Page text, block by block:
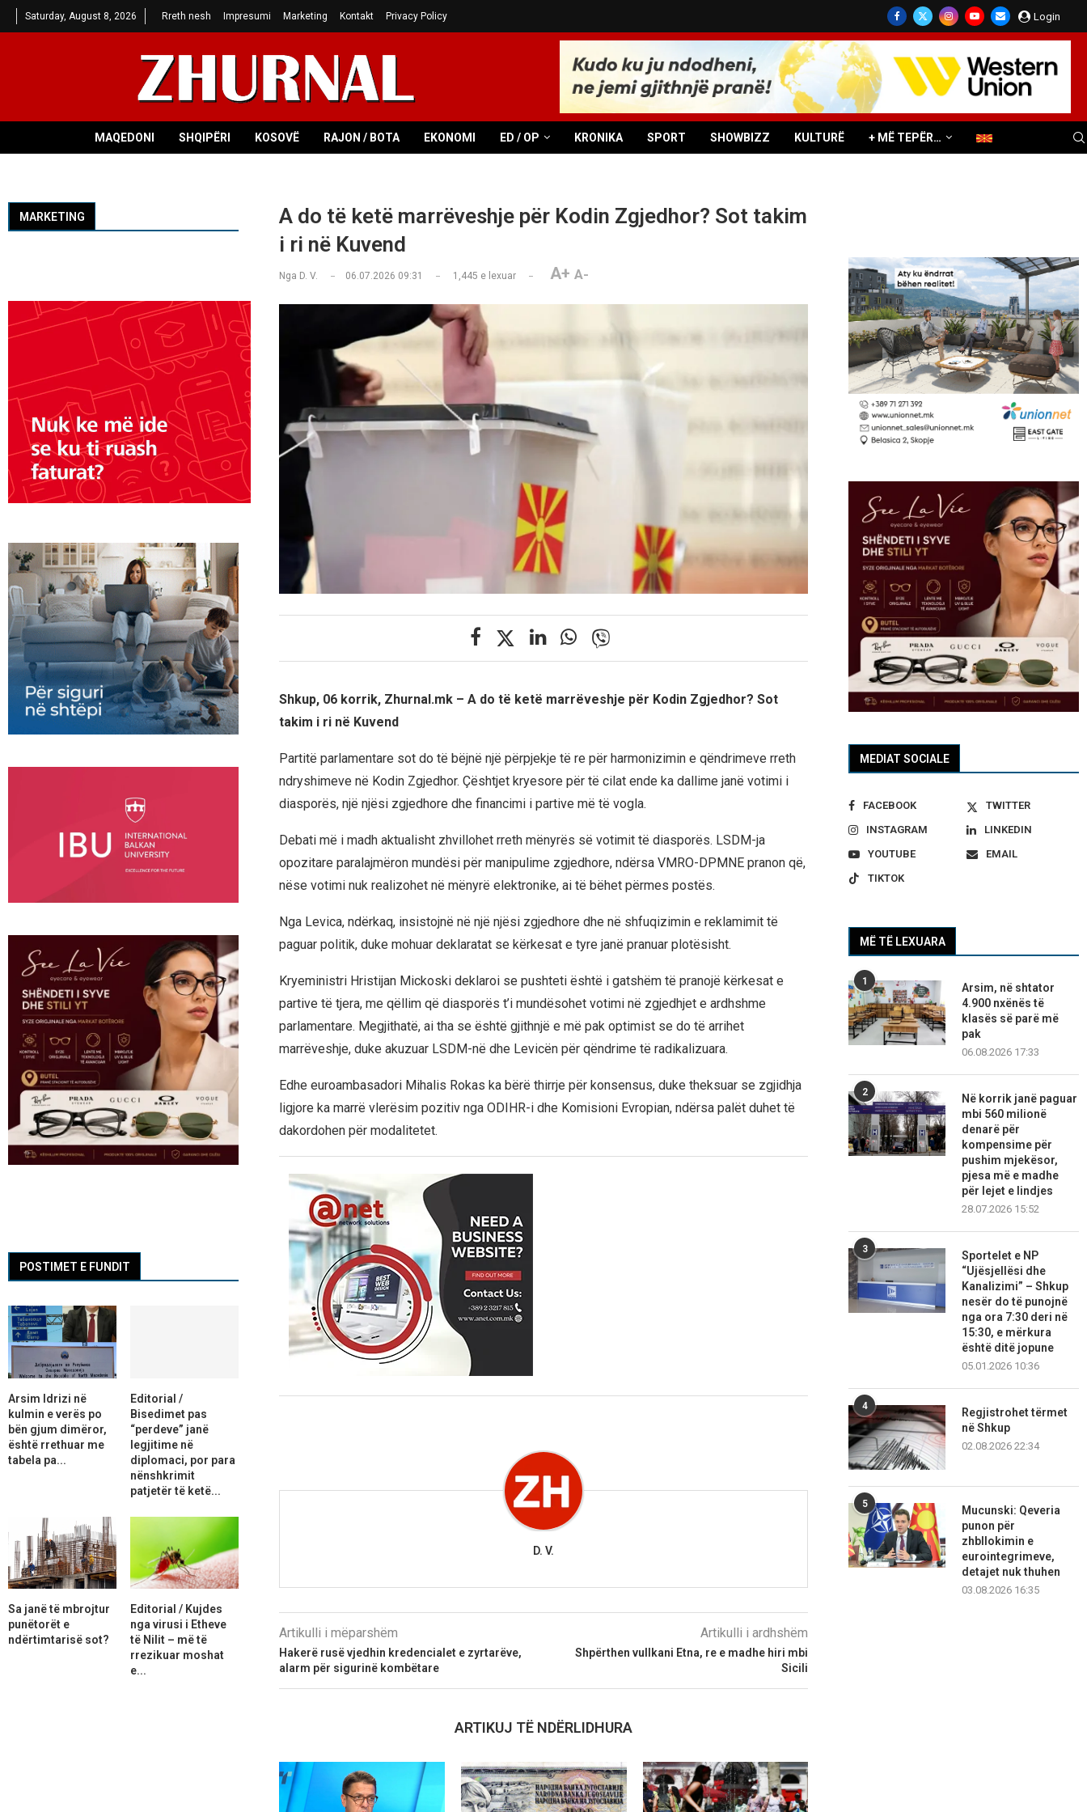
Saturday, August 8, 2026 Rreth nesh Impresumi Marketing Kontakt Privacy Policy Login
MAQEDONI SHQIPËRI KOSOVË RAJON / BOTA EKONOMI ED / OP KRONIKA SPORT SHOWBIZZ KULTURË + MË TEPËR…
A do të ketë marrëveshje për Kodin Zgjedhor? Sot takim
i ri në Kuvend
Nga D. V. 06.07.2026 09:31 1,445 e lexuar A+ A-
Shkup, 06 korrik, Zhurnal.mk – A do të ketë marrëveshje për Kodin Zgjedhor? Sot
takim i ri në Kuvend
Partitë parlamentare sot do të bëjnë një përpjekje të re për harmonizimin e qëndrimeve rreth
ndryshimeve në Kodin Zgjedhor. Çështjet kryesore për të cilat ende ka dallime janë votimi i
diasporës, një njësi zgjedhore dhe financimi i partive më të vogla.
Debati më i madh aktualisht zhvillohet rreth mënyrës së votimit të diasporës. LSDM-ja
opozitare paralajmëron mundësi për manipulime zgjedhore, ndërsa VMRO-DPMNE pranon që,
nëse votimi nuk realizohet në mënyrë elektronike, ai të bëhet përmes postës.
Nga Levica, ndërkaq, insistojnë në një njësi zgjedhore dhe në shfuqizimin e reklamimit të
paguar politik, duke mohuar deklaratat se kërkesat e tyre janë pranuar plotësisht.
Kryeministri Hristijan Mickoski deklaroi se pushteti është i gatshëm të pranojë kërkesat e
partive të tjera, me qëllim që diasporës t’i mundësohet votimi në zgjedhjet e ardhshme
parlamentare. Megjithatë, ai tha se është gjithnjë e më pak optimist se do të arrihet
marrëveshje, duke akuzuar LSDM-në dhe Levicën për qëndrime të radikalizuara.
Edhe euroambasadori Mihalis Rokas ka bërë thirrje për konsensus, duke theksuar se zgjidhja
ligjore ka marrë vlerësim pozitiv nga ODIHR-i dhe Komisioni Evropian, ndërsa palët duhet të
dakordohen për modalitetet.
D. V.
Artikulli i mëparshëm
Hakerë rusë vjedhin kredencialet e zyrtarëve,
alarm për sigurinë kombëtare
Artikulli i ardhshëm
Shpërthen vullkani Etna, re e madhe hiri mbi
Sicili
ARTIKUJ TË NDËRLIDHURA
MEDIAT SOCIALE
FACEBOOK
TWITTER
INSTAGRAM
LINKEDIN
YOUTUBE
EMAIL
TIKTOK
MË TË LEXUARA
1
Arsim, në shtator
4.900 nxënës të
klasës së parë më
pak
06.08.2026 17:33
2
Në korrik janë paguar
mbi 560 milionë
denarë për
kompensime për
pushim mjekësor,
pjesa më e madhe
për lejet e lindjes
28.07.2026 15:52
3
Sportelet e NP
“Ujësjellësi dhe
Kanalizimi” – Shkup
nesër do të punojnë
nga ora 7:30 deri në
15:30, e mërkura
është ditë jopune
05.01.2026 10:36
4
Regjistrohet tërmet
në Shkup
02.08.2026 22:34
5
Mucunski: Qeveria
punon për
zhbllokimin e
eurointegrimeve,
detajet nuk thuhen
03.08.2026 16:35
MARKETING
POSTIMET E FUNDIT
Arsim Idrizi në
kulmin e verës po
bën gjum dimëror,
është rrethuar me
tabela pa...
Editorial /
Bisedimet pas
“perdeve” janë
legjitime në
diplomaci, por para
nënshkrimit
patjetër të ketë...
Sa janë të mbrojtur
punëtorët e
ndërtimtarisë sot?
Editorial / Kujdes
nga virusi i Etheve
të Nilit – më të
rrezikuar moshat
e...